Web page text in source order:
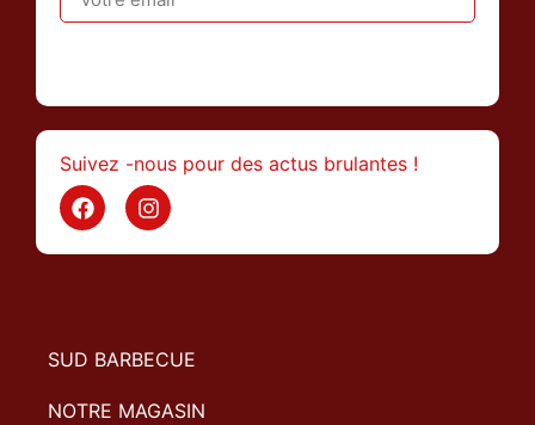
Suivez -nous pour des actus brulantes !
SUD BARBECUE
NOTRE MAGASIN